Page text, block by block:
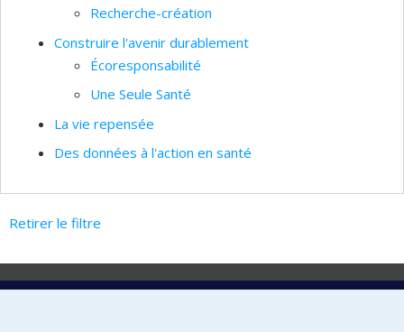
Recherche-création
Construire l'avenir durablement
Écoresponsabilité
Une Seule Santé
La vie repensée
Des données à l'action en santé
Retirer le filtre
Laboratoire d'innovation